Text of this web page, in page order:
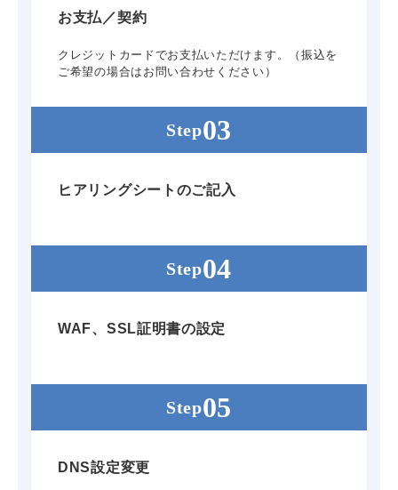
お支払／契約
クレジットカードでお支払いただけます。（振込を
ご希望の場合はお問い合わせください）
ヒアリングシートのご記入
WAF、SSL証明書の設定
DNS設定変更